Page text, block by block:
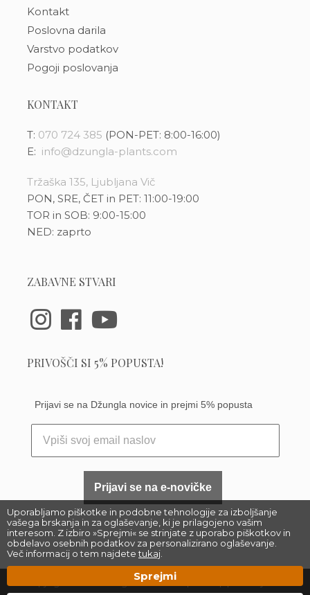
Uporabljamo piškotke in podobne tehnologije za izboljšanje
vašega brskanja in za oglaševanje, ki je prilagojeno vašim
interesom. Z izbiro »Sprejmi« se strinjate z uporabo piškotkov in
obdelavo osebnih podatkov za personalizirano oglaševanje.
Več informacij o tem najdetetukaj
Sprejmi
Kontakt
Poslovna darila
Varstvo podatkov
Pogoji poslovanja
KONTAKT
T: 070 724 385 (PON-PET: 8:00-16:00)
E: info@dzungla-plants.com
Tržaška 135, Ljubljana Vič
PON, SRE, ČET in PET: 11:00-19:00
TOR in SOB: 9:00-15:00
NED: zaprto
ZABAVNE STVARI
PRIVOŠČI SI 5% POPUSTA!
Prijavi se na Džungla novice in prejmi 5% popusta
Prijavi se na e-novičke
Džungla Plants d.o.o.